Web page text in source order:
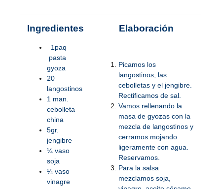
Ingredientes
1paq
pasta
gyoza
20
langostinos
1 man.
cebolleta
china
5gr.
jengibre
¼ vaso
soja
¼ vaso
vinagre
Elaboración
Picamos los
langostinos, las
cebolletas y el jengibre.
Rectificamos de sal.
Vamos rellenando la
masa de gyozas con la
mezcla de langostinos y
cerramos mojando
ligeramente con agua.
Reservamos.
Para la salsa
mezclamos soja,